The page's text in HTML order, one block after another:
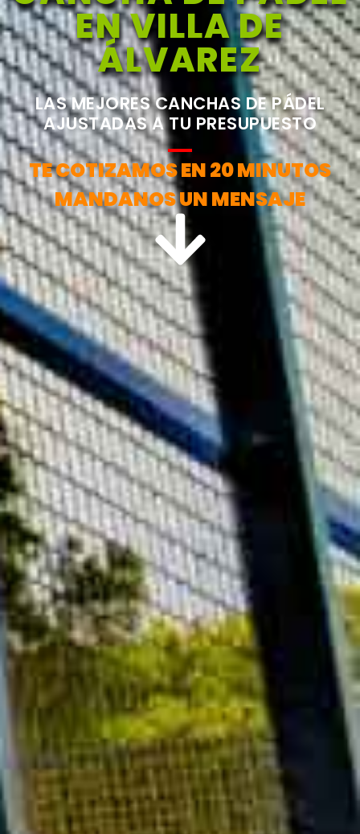
EN VILLA DE
ÁLVAREZ
LAS MEJORES CANCHAS DE PÁDEL
AJUSTADAS A TU PRESUPUESTO
TE COTIZAMOS EN 20 MINUTOS
MANDANOS UN MENSAJE